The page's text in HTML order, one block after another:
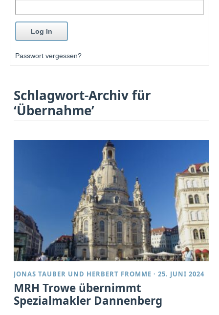
Passwort vergessen?
Schlagwort-Archiv für
‘Übernahme’
JONAS TAUBER UND HERBERT FROMME ·25. JUNI 2024
MRH Trowe übernimmt
Spezialmakler Dannenberg